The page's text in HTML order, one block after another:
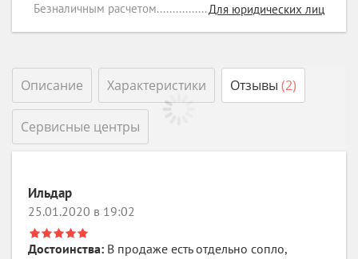
Безналичным расчетом
Для юридических лиц
Описание Характеристики Отзывы (2)
Сервисные центры
Ильдар
25.01.2020 в 19:02
Достоинства: В продаже есть отдельно сопло,